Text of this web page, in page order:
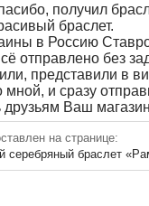
получил
браслет.
в Россию
отправлено без
представили в
мной, и сразу
друзьям Ваш
на странице: